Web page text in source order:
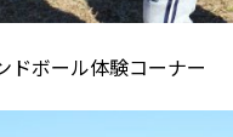
ドボール体験コーナー